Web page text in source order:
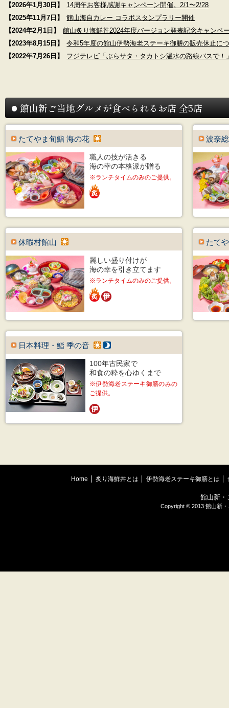
【2026年1月30日】
14周年お客様感謝キャンペーン開催。2/1〜2/28
【2025年11月7日】
館山海自カレー コラボスタンプラリー開催
【2024年2月1日】
館山炙り海鮮丼2024年度バージョン発表記念キャンペ
【2023年8月15日】
令和5年度の館山伊勢海老ステーキ御膳の販売休止に
【2022年7月26日】
フジテレビ「ぶらサタ・タカトシ温水の路線バスで
館山新ご当地グルメが食べられるお店 全5店
たてやま旬鮨 海の花
職人の技が活きる
海の幸の本格派が贈る
※ランチタイムのみのご提供。
波奈
休暇村館山
麗しい盛り付けが
海の幸を引き立てます
※ランチタイムのみのご提供。
たて
日本料理・鮨 季の音
100年古民家で
和食の粋を心ゆくまで
※伊勢海老ステーキ御膳のみの
ご提供。
Home 炙り海鮮丼とは 伊勢海老ステーキ御膳とは
館山新・
Copyright © 2013 館山新